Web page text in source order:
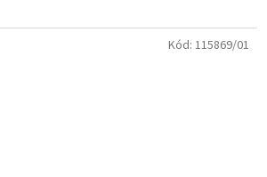
Kód: 115869/01